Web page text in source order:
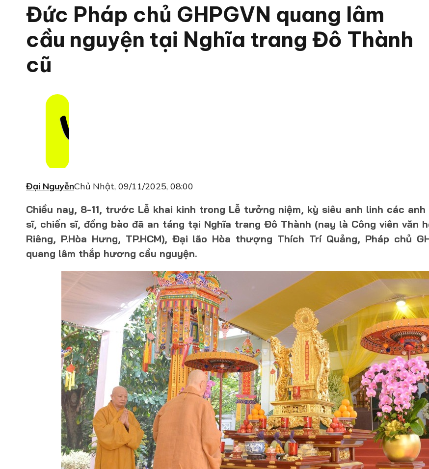
Đức Pháp chủ GHPGVN quang lâm
cầu nguyện tại Nghĩa trang Đô Thành
cũ
Đại NguyễnChủ Nhật, 09/11/2025, 08:00
Chiều nay, 8-11, trước Lễ khai kinh trong Lễ tưởng niệm, kỳ siêu anh linh các
sĩ, chiến sĩ, đồng bào đã an táng tại Nghĩa trang Đô Thành (nay là Công viên văn
Riêng, P.Hòa Hưng, TP.HCM), Đại lão Hòa thượng Thích Trí Quảng, Pháp chủ
quang lâm thắp hương cầu nguyện.